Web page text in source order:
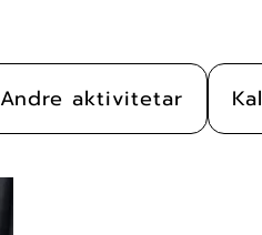
Andre aktivitetar